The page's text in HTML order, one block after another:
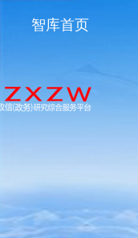
智库首页